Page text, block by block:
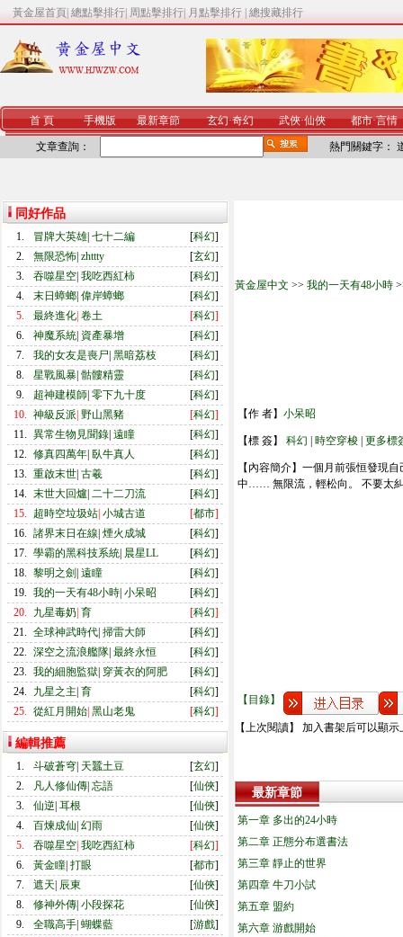
黃金屋首頁 總點擊排行 周點擊排行 月點擊排行 總搜藏排行
首 頁 手機版 最新章節 玄幻·奇幻 武俠·仙俠 都市·言情
文章查詢： 熱門關鍵字：
同好作品
1. 冒牌大英雄 七十二編 [科幻]
2.
無限恐怖 zhttty [玄幻]
3.
吞噬星空 我吃西紅柿 [科幻]
4.
末日蟑螂 偉岸蟑螂 [科幻]
5.
最終進化 卷土 [科幻]
6.
神魔系統 資產暴增 [科幻]
7.
我的女友是喪尸 黑暗荔枝 [科幻]
8.
星戰風暴 骷髏精靈 [科幻]
9.
超神建模師 零下九十度 [科幻]
10. 神級反派 野山黑豬 [科幻]
11. 異常生物見聞錄 遠瞳 [科幻]
12. 修真四萬年 臥牛真人 [科幻]
13. 重啟末世 古羲 [科幻]
14. 末世大回爐 二十二刀流 [科幻]
15.
超時空垃圾站 小城古道 [都市]
16. 諸界末日在線 煙火成城 [科幻]
17. 學霸的黑科技系統 晨星LL [科幻]
18. 黎明之劍 遠瞳 [科幻]
19. 我的一天有48小時 小呆昭 [科幻]
20.
九星毒奶 育 [科幻]
21. 全球神武時代 掃雷大師 [科幻]
22. 深空之流浪艦隊 最終永恒 [科幻]
23. 我的細胞監獄 穿黃衣的阿肥 [科幻]
24.
九星之主 育 [科幻]
25. 從紅月開始 黑山老鬼 [科幻]
編輯推薦
1. 斗破蒼穹 天蠶土豆 [玄幻]
2.
凡人修仙傳 忘語 [仙俠]
3.
仙逆 耳根 [仙俠]
4.
百煉成仙 幻雨 [仙俠]
5.
吞噬星空 我吃西紅柿 [科幻]
6.
黃金瞳 打眼 [都市]
7.
遮天 辰東 [仙俠]
8.
修神外傳 小段探花 [仙俠]
9.
全職高手 蝴蝶藍 [游戲]
黃金屋中文 >> 我的一天有48小時
【作 者】 小呆昭
【標 簽】 科幻 時空穿梭 更多標
【內容簡介】一個月前張恒發現
中…… 無限流，輕松向。 不要太糾
【目錄】
【上次閱讀】 加入書架后可以顯
最新章節
第一章 多出的24小時
第二章 正態分布選書法
第三章 靜止的世界
第四章 牛刀小試
第五章 盟約
第六章 游戲開始